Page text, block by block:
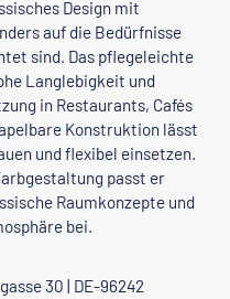
Design mit
auf die Bedürfnisse
sind. Das pflegeleichte
Langlebigkeit und
in Restaurants, Cafés
Konstruktion lässt
und flexibel einsetzen.
passt er
Raumkonzepte und
bei.
30 | DE-96242